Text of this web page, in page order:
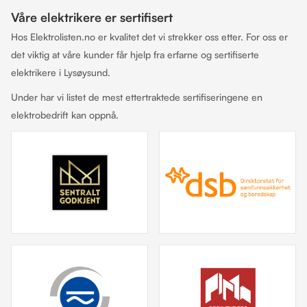
Våre elektrikere er sertifisert
Hos Elektrolisten.no er kvalitet det vi strekker oss etter. For oss er
det viktig at våre kunder får hjelp fra erfarne og sertifiserte
elektrikere i Lysøysund.
Under har vi listet de mest ettertraktede sertifiseringene en
elektrobedrift kan oppnå.